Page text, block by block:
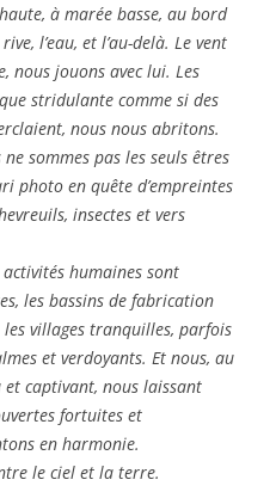
à marée basse, au bord
l’eau, et l’au-delà. Le vent
nous jouons avec lui. Les
stridulante comme si des
nous nous abritons.
sommes pas les seuls êtres
photo en quête d’empreintes
insectes et vers
humaines sont
les bassins de fabrication
les villages tranquilles, parfois
et verdoyants. Et nous, au
captivant, nous laissant
fortuites et
en harmonie.
le ciel et la terre.